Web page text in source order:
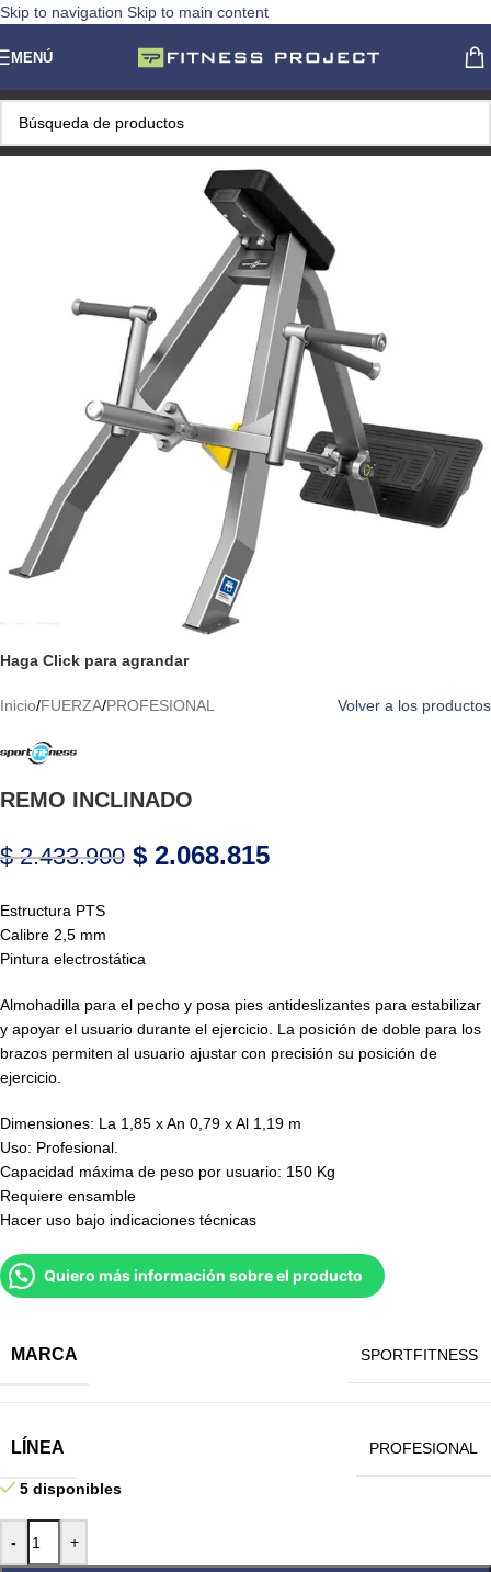
Skip to navigation Skip to main content
MENÚ
Haga Click para agrandar
Inicio/FUERZA/PROFESIONAL Volver a los productos
REMO INCLINADO
$2.433.900 $ 2.068.815
Estructura PTS
Calibre 2,5 mm
Pintura electrostática
Almohadilla para el pecho y posa pies antideslizantes para estabilizar
y apoyar el usuario durante el ejercicio. La posición de doble para los
brazos permiten al usuario ajustar con precisión su posición de
ejercicio.
Dimensiones: La 1,85 x An 0,79 x Al 1,19 m
Uso: Profesional.
Capacidad máxima de peso por usuario: 150 Kg
Requiere ensamble
Hacer uso bajo indicaciones técnicas
Quiero más información sobre el producto
MARCA SPORTFITNESS
LÍNEA PROFESIONAL
5 disponibles
- +